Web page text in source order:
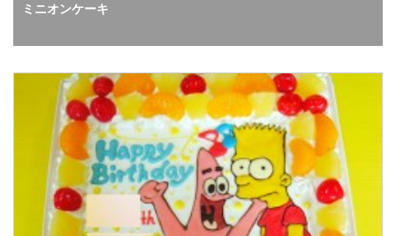
ミニオンケーキ